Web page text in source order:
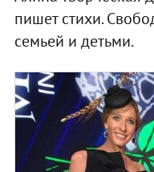
пишет стихи.
семьей и детьми.